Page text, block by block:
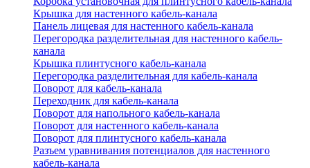
Крышка для настенного кабель-канала
Панель лицевая для настенного кабель-канала
Перегородка разделительная для настенного кабель-
канала
Крышка плинтусного кабель-канала
Перегородка разделительная для кабель-канала
Поворот для кабель-канала
Переходник для кабель-канала
Поворот для напольного кабель-канала
Поворот для настенного кабель-канала
Поворот для плинтусного кабель-канала
Разъем уравнивания потенциалов для настенного
кабель-канала